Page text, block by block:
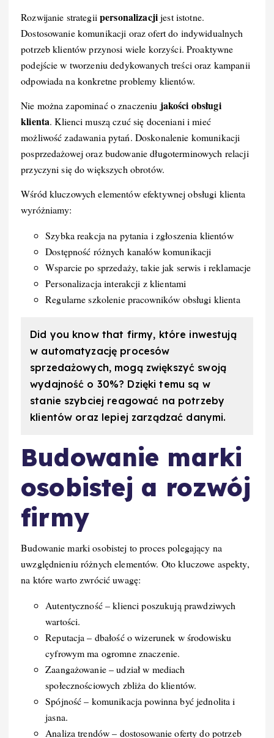
Rozwijanie strategiipersonalizacjijest istotne.
Dostosowanie komunikacji oraz ofert do indywidualnych
potrzeb klientów przynosi wiele korzyści. Proaktywne
podejście w tworzeniu dedykowanych treści oraz kampanii
odpowiada na konkretne problemy klientów.
Nie można zapominać o znaczeniu jakości obsługi
klienta. Klienci muszą czuć się doceniani i mieć
możliwość zadawania pytań. Doskonalenie komunikacji
posprzedażowej oraz budowanie długoterminowych relacji
przyczyni się do większych obrotów.
Wśród kluczowych elementów efektywnej obsługi klienta
wyróżniamy:
Szybka reakcja na pytania i zgłoszenia klientów
Dostępność różnych kanałów komunikacji
Wsparcie po sprzedaży, takie jak serwis i reklamacje
Personalizacja interakcji z klientami
Regularne szkolenie pracowników obsługi klienta
Did you know that firmy, które inwestują
w automatyzację procesów
sprzedażowych, mogą zwiększyć swoją
wydajność o 30%? Dzięki temu są w
stanie szybciej reagować na potrzeby
klientów oraz lepiej zarządzać danymi.
Budowanie marki
osobistej a rozwój
firmy
Budowanie marki osobistej to proces polegający na
uwzględnieniu różnych elementów. Oto kluczowe aspekty,
na które warto zwrócić uwagę:
Autentyczność – klienci poszukują prawdziwych
wartości.
Reputacja – dbałość o wizerunek w środowisku
cyfrowym ma ogromne znaczenie.
Zaangażowanie – udział w mediach
społecznościowych zbliża do klientów.
Spójność – komunikacja powinna być jednolita i
jasna.
Analiza trendów – dostosowanie oferty do potrzeb